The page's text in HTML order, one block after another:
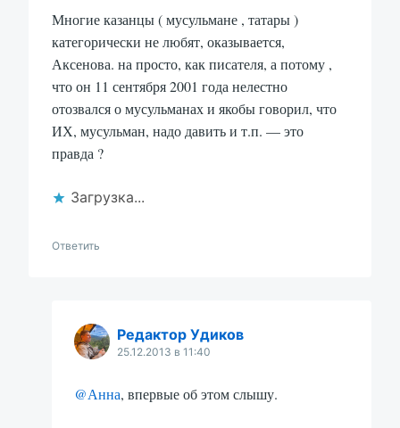
Многие казанцы ( мусульмане , татары )
категорически не любят, оказывается,
Аксенова. на просто, как писателя, а потому ,
что он 11 сентября 2001 года нелестно
отозвался о мусульманах и якобы говорил, что
ИХ, мусульман, надо давить и т.п. — это
правда ?
Загрузка...
Ответить
Редактор Удиков
25.12.2013 в 11:40
@Анна, впервые об этом слышу.